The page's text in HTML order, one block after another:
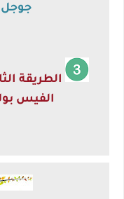
الطريقة
الفيس